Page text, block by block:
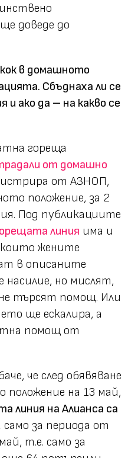
доведе до
в домашното
Сбъднаха ли се
и ако да – на какво се
гореща
от домашно
от АЗНОП,
положение, за 2
Под публикациите
линия има и
жените
в описаните
насилие, но мислят,
търсят помощ. Или
ще ескалира, а
помощ от
че след обявяване
положение на 13 май,
линия на Алианса са
само за периода от
т.е. само за